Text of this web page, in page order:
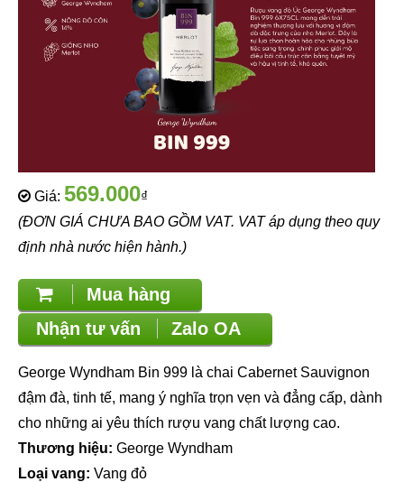
Giá: 569.000₫
(ĐƠN GIÁ CHƯA BAO GỒM VAT. VAT áp dụng theo quy
định nhà nước hiện hành.)
Mua hàng
Nhận tư vấn
Zalo OA
George Wyndham Bin 999 là chai Cabernet Sauvignon
đậm đà, tinh tế, mang ý nghĩa trọn vẹn và đẳng cấp, dành
cho những ai yêu thích rượu vang chất lượng cao.
Thương hiệu: George Wyndham
Loại vang: Vang đỏ